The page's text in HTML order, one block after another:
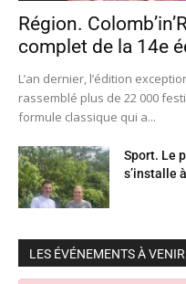
Région.
complet de la 14e
L’an dernier, l’édition
rassemblé plus de 22 000
formule classique qui a...
Sport. Le
s’installe
LES ÉVÉNEMENTS À VENIR